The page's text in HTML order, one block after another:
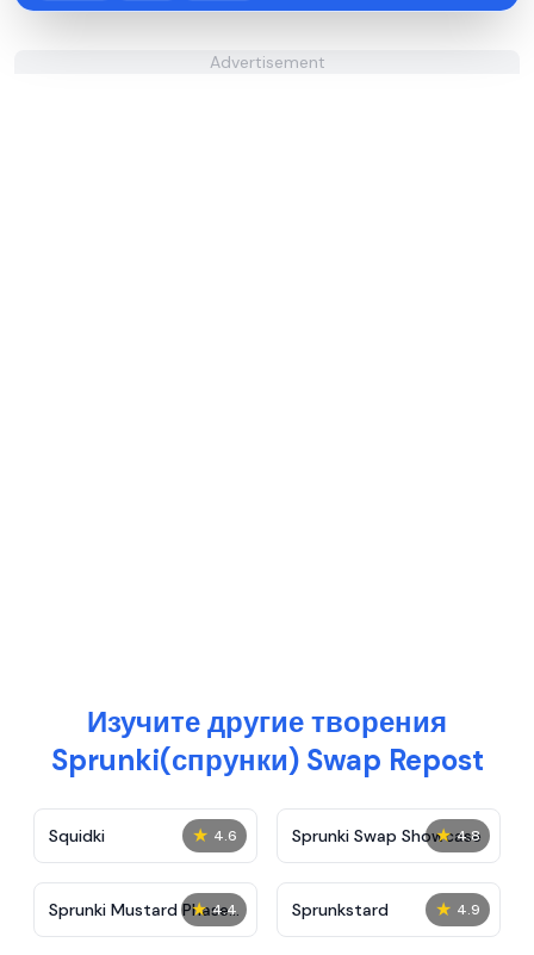
Advertisement
Изучите другие творения
Sprunki(спрунки) Swap Repost
★ 4.6
Squidki ★ 4.8
Sprunki Swap Showcase
★ 4.4
Sprunki Mustard Phase
2
★ 4.9
Sprunkstard